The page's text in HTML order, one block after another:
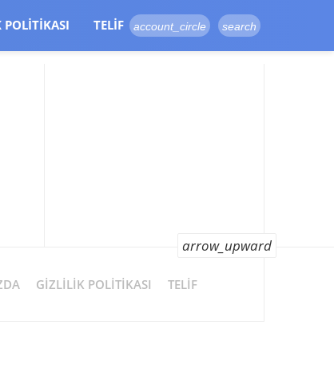
POLITIKASI TELIF account_circle search
GIZLILIK POLITIKASI TELIF
arrow_upward